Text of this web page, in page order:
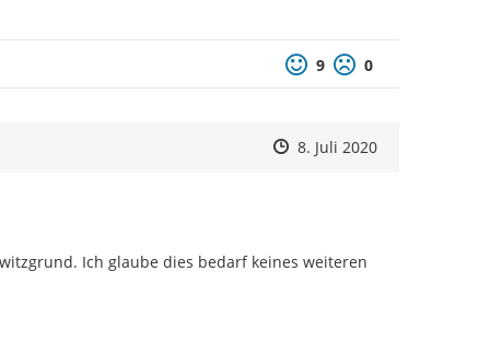
Positive Bewertung
9 Negative
0
Zeitpunkt des Erstellens
Zeitpunkt des Erstellens
8. Juli 2020Zur Äußerung
Ich glaube dies bedarf keines weiteren